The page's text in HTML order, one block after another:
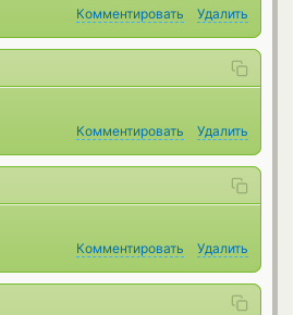
Комментировать
Удалить
Комментировать
Удалить
Комментировать
Удалить